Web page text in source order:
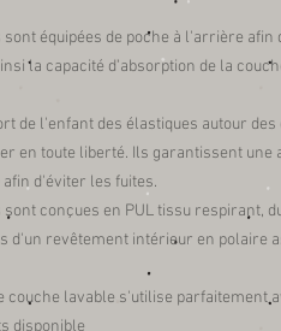
sont équipées de poche à l'arrière
la capacité d'absorption de la
de l'enfant des élastiques autour
en toute liberté. Ils garantissent une
d'éviter les fuites.
sont conçues en PUL tissu respirant,
d'un revêtement intérieur en polaire
couche lavable s'utilise parfaitement
disponible